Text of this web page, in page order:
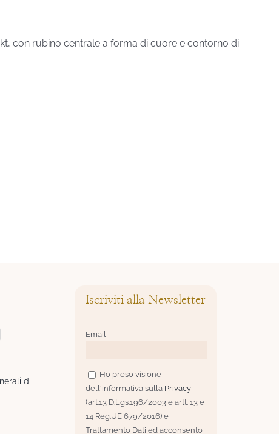
con rubino centrale a forma di cuore e contorno di
di
Iscriviti alla Newsletter
Email
Ho preso visione
dell'informativa sulla Privacy
(art.13 D.Lgs.196/2003 e artt. 13 e
14 Reg.UE 679/2016) e
Trattamento Dati ed acconsento